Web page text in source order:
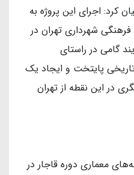
شد، بیان کرد: اجرای این پروژه به
شهرداری تهران در
گامی در راستای
پایتخت و ایجاد یک
در این نقطه از تهران
معماری دوره قاجار در